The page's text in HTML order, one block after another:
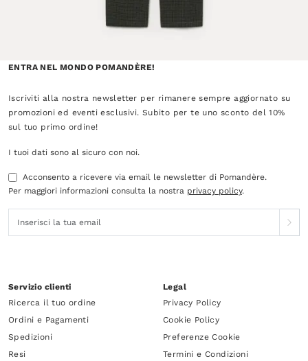
ENTRA NEL MONDO POMANDÈRE!
Iscriviti alla nostra newsletter per rimanere sempre aggiornato su
promozioni ed eventi esclusivi. Subito per te uno sconto del 10%
sul tuo primo ordine!
I tuoi dati sono al sicuro con noi.
Acconsento a ricevere via email le newsletter di Pomandère.
Per maggiori informazioni consulta la nostra privacy policy.
Servizio clienti
Ricerca il tuo ordine
Ordini e Pagamenti
Spedizioni
Resi
Legal
Privacy Policy
Cookie Policy
Preferenze Cookie
Termini e Condizioni